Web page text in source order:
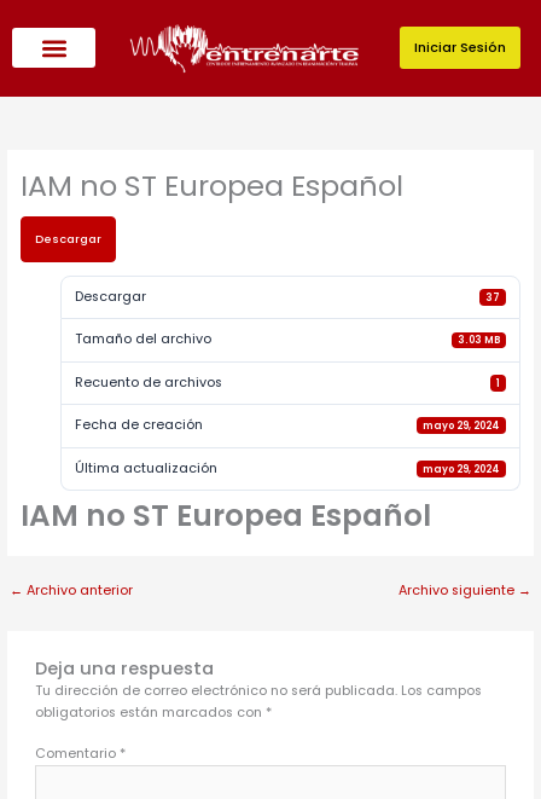
contenido
Iniciar Sesión
IAM no ST Europea Español
Descargar
Descargar 37
Tamaño del archivo 3.03 MB
Recuento de archivos 1
Fecha de creación mayo 29, 2024
Última actualización mayo 29, 2024
IAM no ST Europea Español
← Archivo anterior Archivo siguiente →
Deja una respuesta
Tu dirección de correo electrónico no será publicada. Los campos
obligatorios están marcados con *
Comentario *